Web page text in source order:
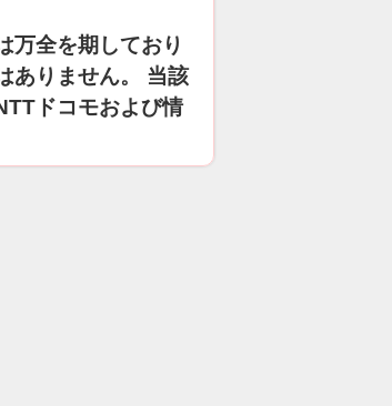
万全を期しており
ありません。 当該
ドコモおよび情